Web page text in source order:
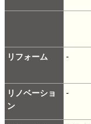
リフォーム -
リノベーショ
ン
-